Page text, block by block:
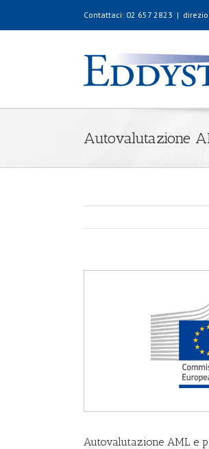
Contattaci: 02 657 2823 |
Autovalutazione
Autovalutazione AML e